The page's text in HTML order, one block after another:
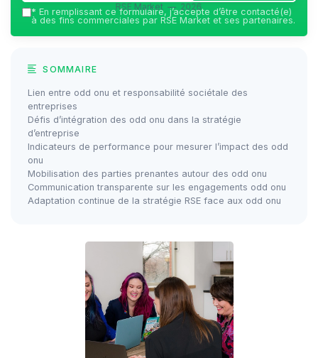
RSE Market — 2026
* En remplissant ce formulaire, j’accepte d’être contacté(e)
à des fins commerciales par RSE Market et ses partenaires.
SOMMAIRE
Lien entre odd onu et responsabilité sociétale des
entreprises
Défis d’intégration des odd onu dans la stratégie
d’entreprise
Indicateurs de performance pour mesurer l’impact des odd
onu
Mobilisation des parties prenantes autour des odd onu
Communication transparente sur les engagements odd onu
Adaptation continue de la stratégie RSE face aux odd onu